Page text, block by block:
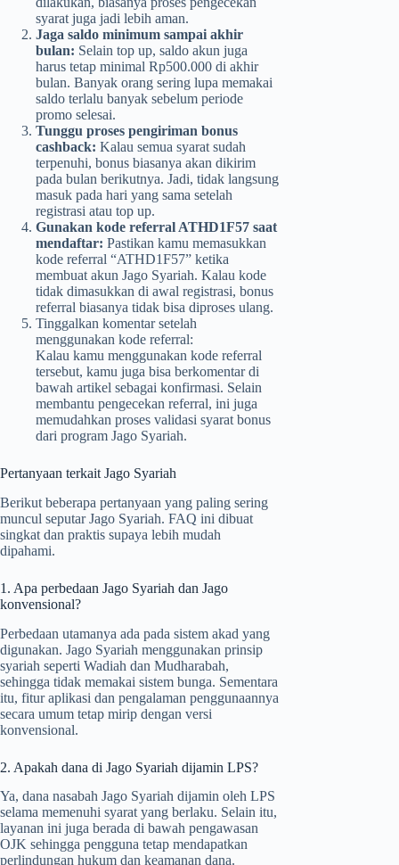
syarat juga jadi lebih aman.
Jaga saldo minimum sampai akhir
bulan: Selain top up, saldo akun juga
harus tetap minimal Rp500.000 di akhir
bulan. Banyak orang sering lupa memakai
saldo terlalu banyak sebelum periode
promo selesai.
Tunggu proses pengiriman bonus
cashback: Kalau semua syarat sudah
terpenuhi, bonus biasanya akan dikirim
pada bulan berikutnya. Jadi, tidak langsung
masuk pada hari yang sama setelah
registrasi atau top up.
Gunakan kode referral ATHD1F57 saat
mendaftar: Pastikan kamu memasukkan
kode referral “ATHD1F57” ketika
membuat akun Jago Syariah. Kalau kode
tidak dimasukkan di awal registrasi, bonus
referral biasanya tidak bisa diproses ulang.
Tinggalkan komentar setelah
menggunakan kode referral:
Kalau kamu menggunakan kode referral
tersebut, kamu juga bisa berkomentar di
bawah artikel sebagai konfirmasi. Selain
membantu pengecekan referral, ini juga
memudahkan proses validasi syarat bonus
dari program Jago Syariah.
Pertanyaan terkait Jago Syariah
Berikut beberapa pertanyaan yang paling sering
muncul seputar Jago Syariah. FAQ ini dibuat
singkat dan praktis supaya lebih mudah
dipahami.
1. Apa perbedaan Jago Syariah dan Jago
konvensional?
Perbedaan utamanya ada pada sistem akad yang
digunakan. Jago Syariah menggunakan prinsip
syariah seperti Wadiah dan Mudharabah,
sehingga tidak memakai sistem bunga. Sementara
itu, fitur aplikasi dan pengalaman penggunaannya
secara umum tetap mirip dengan versi
konvensional.
2. Apakah dana di Jago Syariah dijamin LPS?
Ya, dana nasabah Jago Syariah dijamin oleh LPS
selama memenuhi syarat yang berlaku. Selain itu,
layanan ini juga berada di bawah pengawasan
OJK sehingga pengguna tetap mendapatkan
perlindungan hukum dan keamanan dana.